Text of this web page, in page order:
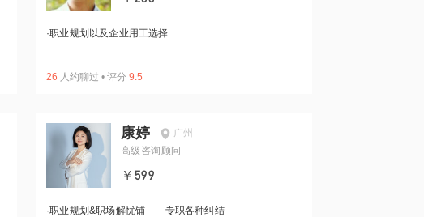
·职业规划以及企业用工选择
26 人约聊过 • 评分 9.5
康婷
广州
高级咨询顾问
￥599
·职业规划&职场解忧铺——专职各种纠结